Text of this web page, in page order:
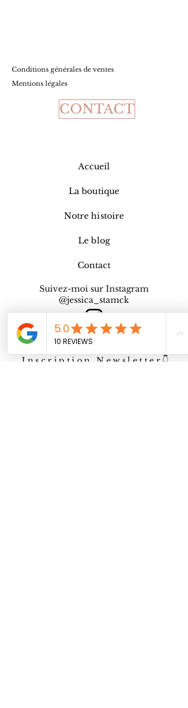
Conditions générales de ventes
Mentions légales
CONTACT
Accueil
La boutique
Notre histoire
Le blog
Contact
Suivez-moi sur Instagram
@jessica_stamck
Inscription Newsletter👇